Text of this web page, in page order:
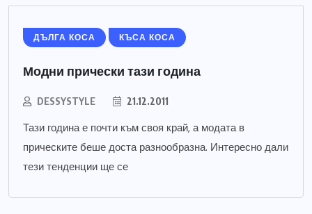
ДЪЛГА КОСА КЪСА КОСА
Модни прически тази година
DESSYSTYLE 21.12.2011
Тази година е почти към своя край, а модата в
прическите беше доста разнообразна. Интересно дали
тези тенденции ще се